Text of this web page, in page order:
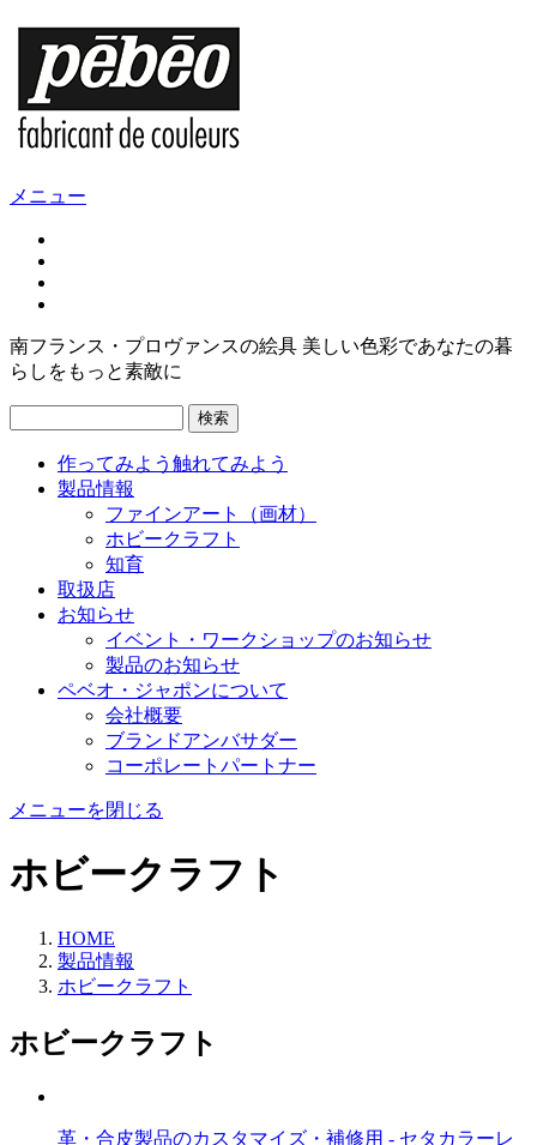
メニュー
南フランス・プロヴァンスの絵具 美しい色彩であなたの暮
らしをもっと素敵に
検索
作ってみよう 触れてみよう
製品情報
ファインアート（画材）
ホビークラフト
知育
取扱店
お知らせ
イベント・ワークショップのお知らせ
製品のお知らせ
ペベオ・ジャポンについて
会社概要
ブランドアンバサダー
コーポレートパートナー
メニューを閉じる
ホビークラフト
HOME
製品情報
ホビークラフト
ホビークラフト
革・合皮製品のカスタマイズ・補修用 - セタカラーレ